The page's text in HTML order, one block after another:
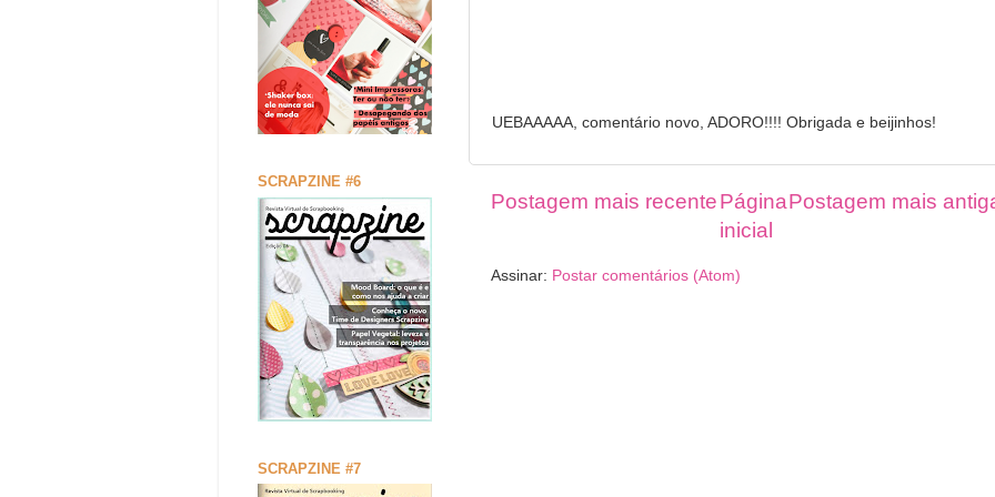
UEBAAAAA, comentário novo, ADORO!!!! Obrigada e beijinhos!
Postagem mais recente Postagem mais
Página
inicial
Assinar: Postar comentários (Atom)
SCRAPZINE #6
SCRAPZINE #7